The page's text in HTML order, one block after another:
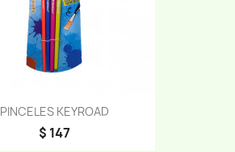
PINCELES KEYROAD
$ 147